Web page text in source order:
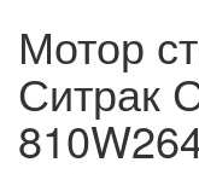
Мотор
Ситрак